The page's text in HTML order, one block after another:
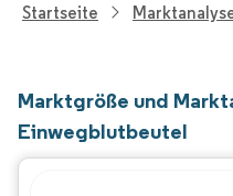
Startseite
Marktgröße und
Einwegblutbeutel